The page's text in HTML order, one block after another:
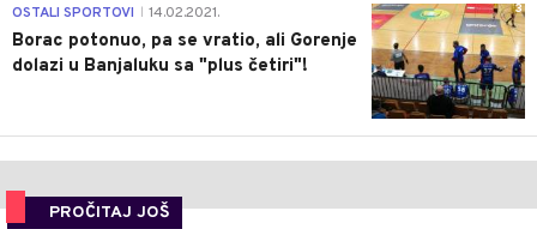
3
OSTALI SPORTOVI 14.02.2021.
Borac potonuo, pa se vratio, ali Gorenje
dolazi u Banjaluku sa "plus četiri"!
PROČITAJ JOŠ